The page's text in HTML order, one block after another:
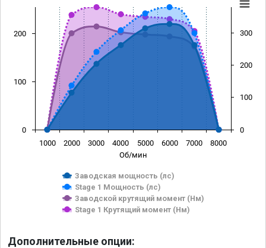
Об/мин
Заводская мощность (лс)
Stage 1 Мощность (лс)
Заводской крутящий момент (Нм)
Stage 1 Крутящий момент (Нм)
1000 2000 3000 4000 5000 6000 7000 8000
0
100
200
0
100
200
300
Дополнительные опции: